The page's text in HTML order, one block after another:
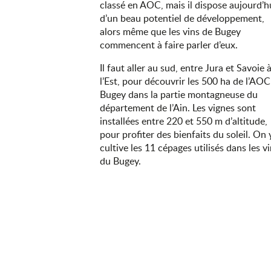
classé en AOC, mais il dispose
d’un beau potentiel de développement,
alors même que les vins de Bugey
commencent à faire parler d’eux.
Il faut aller au sud, entre Jura et Savoie à
l’Est, pour découvrir les 500 ha de l’AOC
Bugey dans la partie montagneuse du
département de l’Ain. Les vignes sont
installées entre 220 et 550 m d’altitude,
pour profiter des bienfaits du soleil. On
cultive les 11 cépages utilisés dans les
du Bugey.